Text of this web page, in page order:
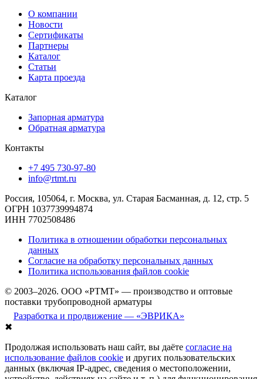
О компании
Новости
Сертификаты
Партнеры
Каталог
Статьи
Карта проезда
Каталог
Запорная арматура
Обратная арматура
Контакты
+7 495 730-97-80
info@rtmt.ru
Россия, 105064, г. Москва, ул. Старая Басманная, д. 12, стр. 5
ОГРН 1037739994874
ИНН 7702508486
Политика в отношении обработки персональных
данных
Согласие на обработку персональных данных
Политика использования файлов cookie
© 2003–2026. ООО «РТМТ» — производство и оптовые
поставки трубопроводной арматуры
Разработка и продвижение — «ЭВРИКА»
✖
Продолжая использовать наш сайт, вы даёте согласие на
использование файлов cookie и других пользовательских
данных (включая IP-адрес, сведения о местоположении,